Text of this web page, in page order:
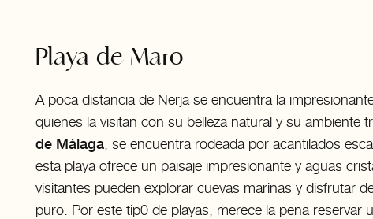
Playa de Maro
A poca distancia de Nerja se encuentra la
quienes la visitan con su belleza natural y su ambiente
de Málaga , se encuentra rodeada por acantilados
esta playa ofrece un paisaje impresionante y aguas
visitantes pueden explorar cuevas marinas y disfrutar
puro. Por este tip0 de playas, merece la pena reservar